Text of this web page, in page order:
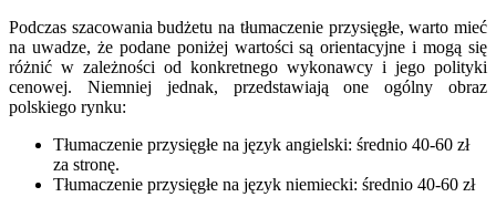
Podczas szacowania budżetu na tłumaczenie przysięgłe, warto mieć
na uwadze, że podane poniżej wartości są orientacyjne i mogą się
różnić w zależności od konkretnego wykonawcy i jego polityki
cenowej. Niemniej jednak, przedstawiają one ogólny obraz
polskiego rynku:
Tłumaczenie przysięgłe na język angielski: średnio 40-60 zł
za stronę.
Tłumaczenie przysięgłe na język niemiecki: średnio 40-60 zł